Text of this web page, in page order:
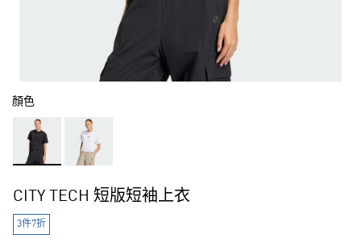
顏色
CITY TECH 短版短袖上衣
3件7折